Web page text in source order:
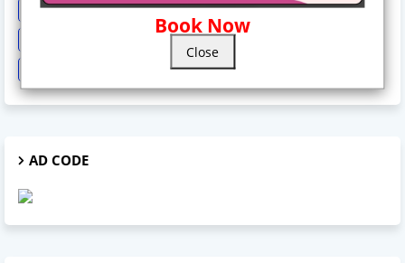
Book Now
Close
Religion And Spirituality
Share Market
Social Event
Supreme Court
Uttarpradesh Weather
AD CODE